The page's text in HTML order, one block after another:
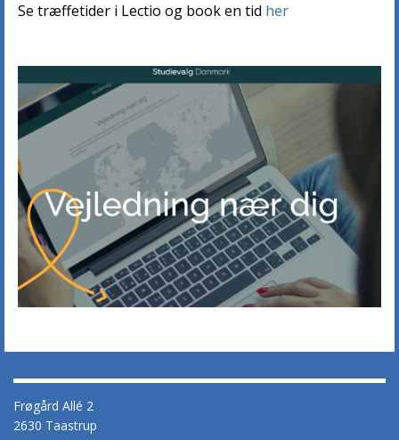
Se træffetider i Lectio og book en tid her
Frøgård Allé 2
2630 Taastrup